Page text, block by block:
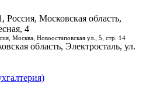
Московская область,
4
Москва, Новоостаповская ул., 5, стр. 14
область, Электросталь, ул.